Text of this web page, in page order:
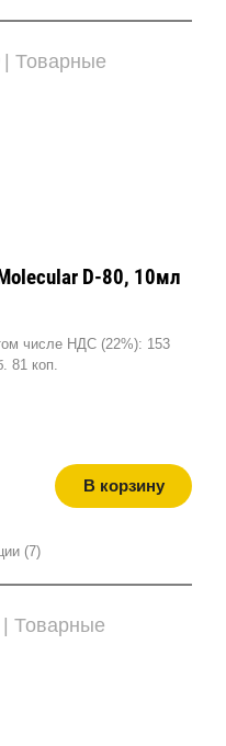
| Товарные
D-80, 10мл
числе НДС (22%): 153
81 коп.
В корзину
(7)
| Товарные